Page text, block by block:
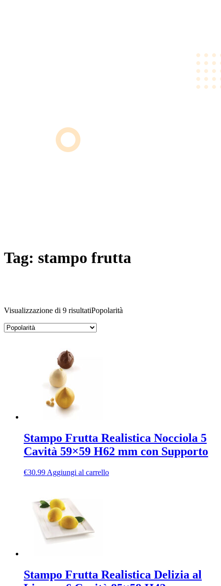
Tag: stampo frutta
Visualizzazione di 9 risultatiPopolarità
Stampo Frutta Realistica Nocciola 5
Cavità 59×59 H62 mm con Supporto
€30.99 Aggiungi al carrello
Stampo Frutta Realistica Delizia al